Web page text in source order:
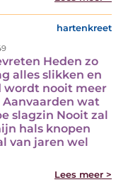
hartenkreet
Heden zo
alles slikken en
wordt nooit meer
Aanvaarden wat
slagzin Nooit zal
hals knopen
van jaren wel
Lees meer >